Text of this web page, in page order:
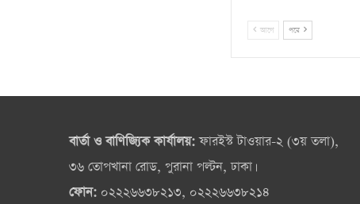
আগে পরে
বার্তা ও বাণিজ্যিক কার্যালয়:ফারইস্ট টাওয়ার-২ (৩য় তলা),
৩৬ তোপখানা রোড, পুরানা পল্টন, ঢাকা।
ফোন: ০২২২৬৬৩৮২১৩, ০২২২৬৬৩৮২১৪